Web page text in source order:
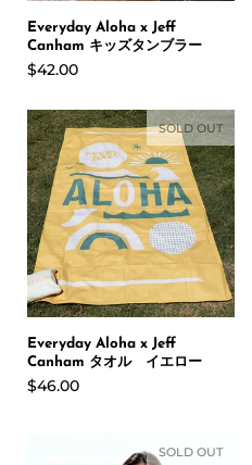
Everyday Aloha x Jeff
Canham キッズタンブラー
$42.00
Everyday Aloha x Jeff
Canham タオル イエロー
$46.00
SOLD OUT
SOLD OUT